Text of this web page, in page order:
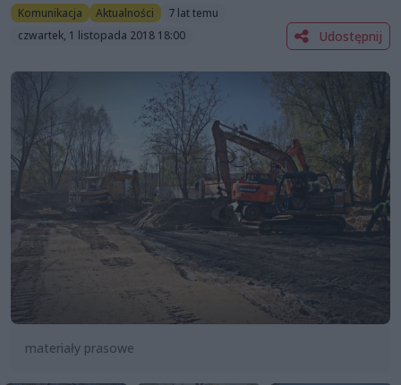
Komunikacja Aktualności
7 lat temu
czwartek, 1 listopada 2018 18:00
Udostępnij
materiały prasowe